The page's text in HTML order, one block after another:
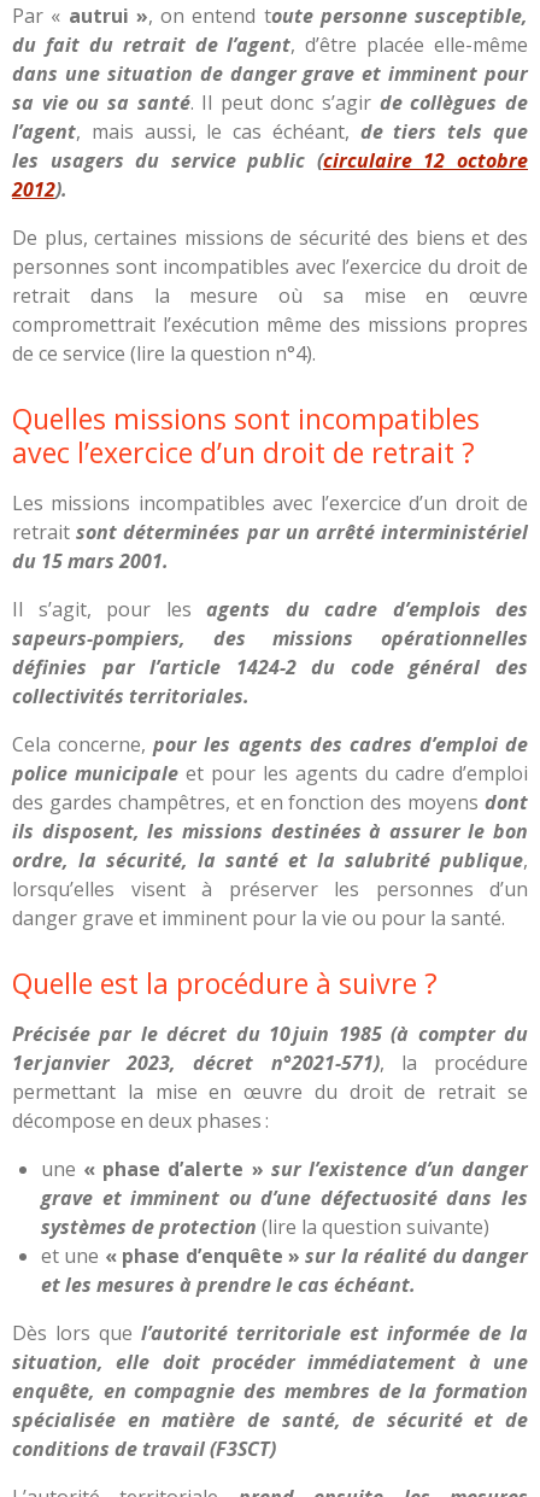
Par « autrui », on entend toute personne susceptible,
du fait du retrait de l’agent, d’être placée elle-même
dans une situation de danger grave et imminent pour
sa vie ou sa santé. Il peut donc s’agir de collègues de
l’agent, mais aussi, le cas échéant, de tiers tels que
les usagers du service public (circulaire 12 octobre
2012).
De plus, certaines missions de sécurité des biens et des
personnes sont incompatibles avec l’exercice du droit de
retrait dans la mesure où sa mise en œuvre
compromettrait l’exécution même des missions propres
de ce service (lire la question n°4).
Quelles missions sont incompatibles
avec l’exercice d’un droit de retrait ?
Les missions incompatibles avec l’exercice d’un droit de
retraitsont déterminées par un arrêté interministériel
du 15 mars 2001.
Il s’agit, pour les agents du cadre d’emplois des
sapeurs-pompiers, des missions opérationnelles
définies par l’article 1424-2 du code général des
collectivités territoriales.
Cela concerne,pour les agents des cadres d’emploi de
police municipale et pour les agents du cadre d’emploi
des gardes champêtres, et en fonction des moyens dont
ils disposent, les missions destinées à assurer le bon
ordre, la sécurité, la santé et la salubrité publique,
lorsqu’elles visent à préserver les personnes d’un
danger grave et imminent pour la vie ou pour la santé.
Quelle est la procédure à suivre ?
Précisée par le décret du 10 juin 1985 (à compter du
1er janvier 2023, décret n°2021-571), la procédure
permettant la mise en œuvre du droit de retrait se
décompose en deux phases :
une « phase d’alerte » sur l’existence d’un danger
grave et imminent ou d’une défectuosité dans les
systèmes de protection (lire la question suivante)
et une « phase d’enquête » sur la réalité du danger
et les mesures à prendre le cas échéant.
Dès lors que l’autorité ­territoriale est informée de la
situation, elle doit procéder immédiatement à une
enquête, en compagnie des membres de la formation
spécialisée en matière de santé, de sécurité et de
conditions de travail (F3SCT)